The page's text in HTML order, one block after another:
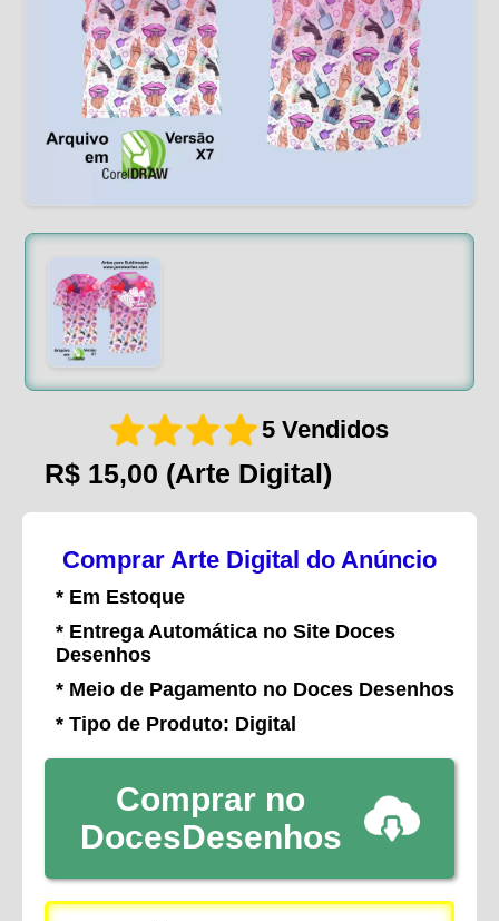
5 Vendidos
R$ 15,00 (Arte Digital)
Comprar Arte Digital do Anúncio
* Em Estoque
* Entrega Automática no Site Doces
Desenhos
* Meio de Pagamento no Doces Desenhos
* Tipo de Produto: Digital
Comprar no
DocesDesenhos